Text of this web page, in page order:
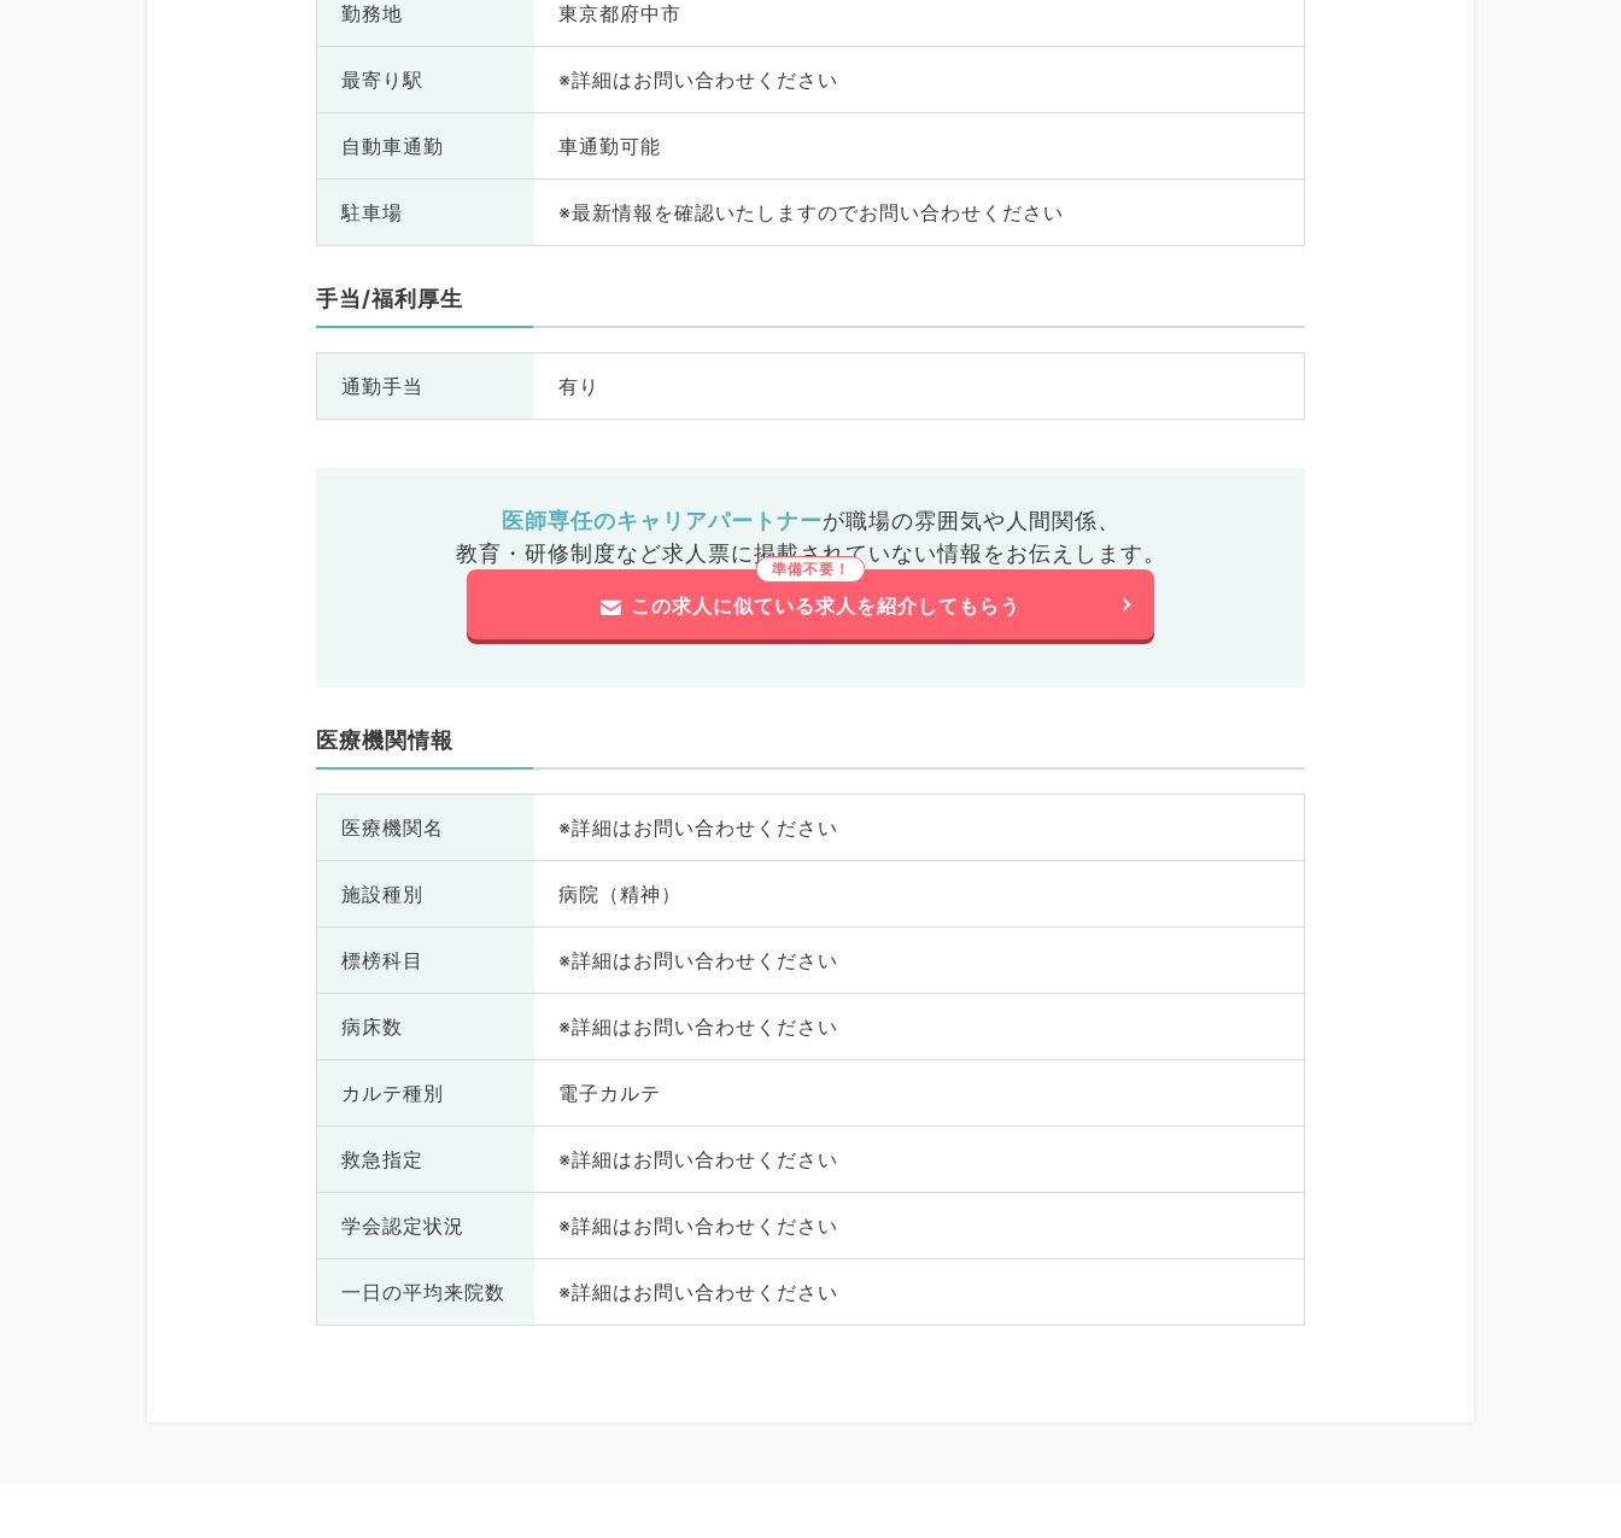
勤務地 東京都府中市
最寄り駅 ※詳細はお問い合わせください
自動車通勤 車通勤可能
駐車場 ※最新情報を確認いたしますのでお問い合わせください
手当/福利厚生
通勤手当 有り
医師専任のキャリアパートナーが職場の雰囲気や人間関係、
教育・研修制度など求人票に掲載されていない情報をお伝えします。
この求人に似ている求人を紹介してもらう
医療機関情報
医療機関名 ※詳細はお問い合わせください
施設種別 病院（精神）
標榜科目 ※詳細はお問い合わせください
病床数 ※詳細はお問い合わせください
カルテ種別 電子カルテ
救急指定 ※詳細はお問い合わせください
学会認定状況 ※詳細はお問い合わせください
一日の平均来院数 ※詳細はお問い合わせください